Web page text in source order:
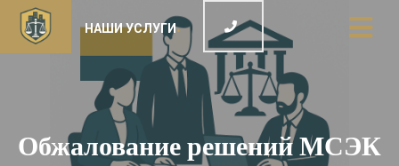
НАШИ УСЛУГИ
Обжалование решений МСЭК